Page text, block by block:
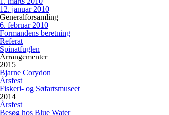
12. januar 2010
Generalforsamling
6. februar 2010
Formandens beretning
Referat
Spinatfuglen
Arrangementer
2015
Bjarne Corydon
Årsfest
Fiskeri- og Søfartsmuseet
2014
Årsfest
Besøg hos Blue Water